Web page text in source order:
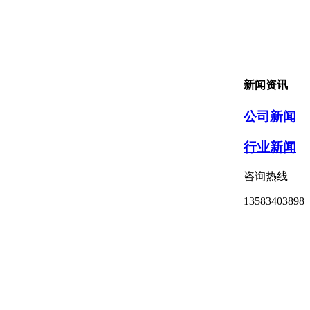
新闻资讯
公司新闻
行业新闻
咨询热线
13583403898